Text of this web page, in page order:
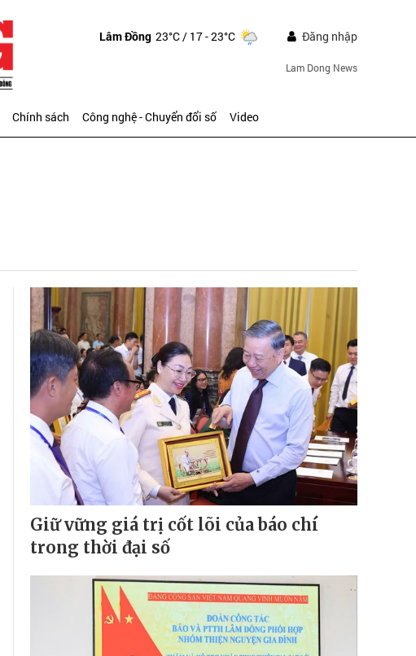
Lâm Đồng 23°C/ 17 - 23°C Đăng nhập
Lam Dong News
Chính sách Công nghệ - Chuyển đổi số Video
Giữ vững giá trị cốt lõi của báo chí
trong thời đại số